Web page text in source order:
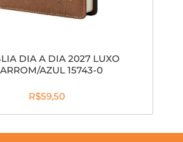
DIA A DIA 2027 LUXO
AZUL 15743-0
R$59,50